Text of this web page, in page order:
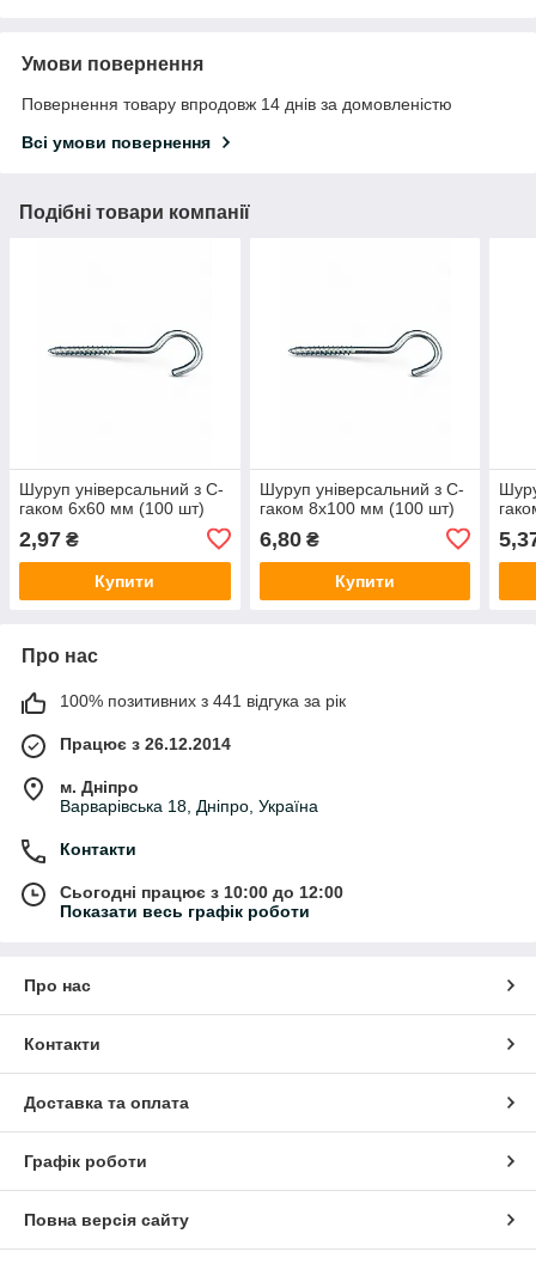
Умови повернення
Повернення товару впродовж 14 днів за домовленістю
Всі умови повернення
Подібні товари компанії
Шуруп універсальний з C-
гаком 6х60 мм (100 шт)
2,97 ₴
Купити
Шуруп універсальний з C-
гаком 8х100 мм (100 шт)
6,80₴
Купити
Про нас
100% позитивних з 441 відгука за рік
Працює з 26.12.2014
м. Дніпро
Варварівська 18, Дніпро, Україна
Контакти
Сьогодні працює з 10:00 до 12:00
Показати весь графік роботи
Про нас
Контакти
Доставка та оплата
Графік роботи
Повна версія сайту